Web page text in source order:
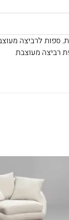
, ספות לרביצה
רביצה מעוצבת